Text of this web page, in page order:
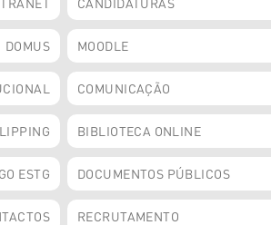
DOMUS MOODLE
COMUNICAÇÃO
BIBLIOTECA ONLINE
ESTG DOCUMENTOS PÚBLICOS
RECRUTAMENTO